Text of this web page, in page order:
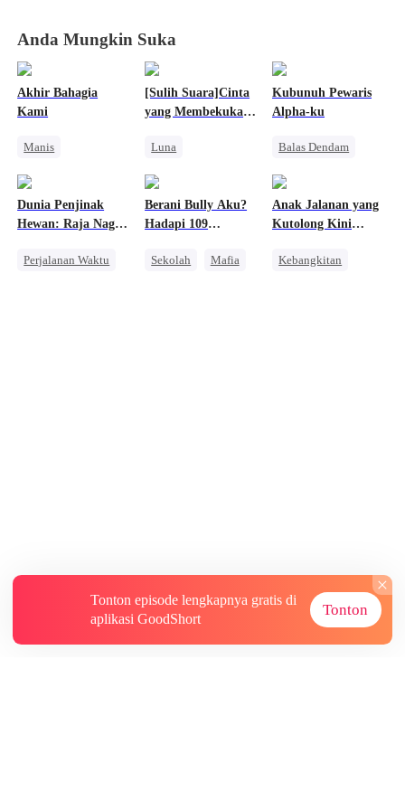
Anda Mungkin Suka
Akhir Bahagia
Kami
Manis
Miliuner
Cinta Setelah Menikah
[Sulih Suara]Cinta
yang Membekukan
Luna
Penuh Intrik
Kubunuh Pewaris
Alpha-ku
Balas Dendam
Dunia Penjinak
Hewan: Raja Naga
Perjalanan Waktu
Berani Bully Aku?
Hadapi 109
Sekolah
Mafia
Anak Jalanan yang
Kutolong Kini
Penyelamatku
Kebangkitan
Tonton episode lengkapnya gratis di
aplikasi GoodShort
Tonton